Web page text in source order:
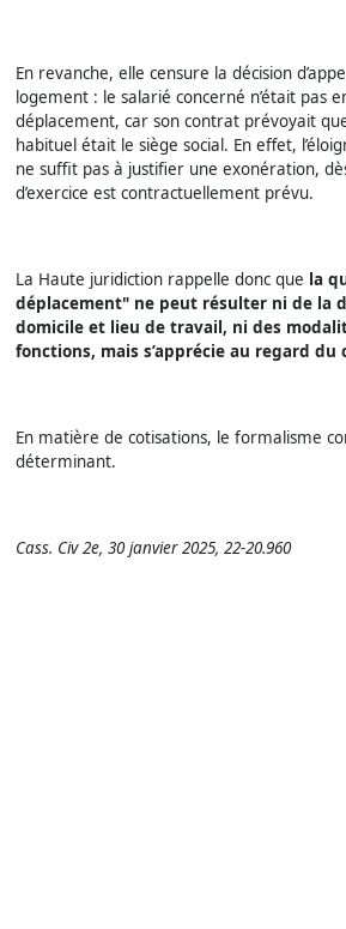
En revanche, elle censure la décision
logement : le salarié concerné n’était pas
déplacement, car son contrat prévoyait
habituel était le siège social. En effet,
ne suffit pas à justifier une exonération,
d’exercice est contractuellement prévu.
La Haute juridiction rappelle donc que la
déplacement" ne peut résulter ni de la
domicile et lieu de travail, ni des
fonctions, mais s’apprécie au regard
En matière de cotisations, le formalisme
déterminant.
Cass. Civ 2e, 30 janvier 2025, 22-20.960